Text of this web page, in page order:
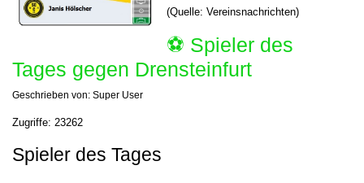
(Quelle: Vereinsnachrichten)
⚽️ Spieler des
Tages gegen Drensteinfurt
Geschrieben von: Super User
Zugriffe: 23262
Spieler des Tages